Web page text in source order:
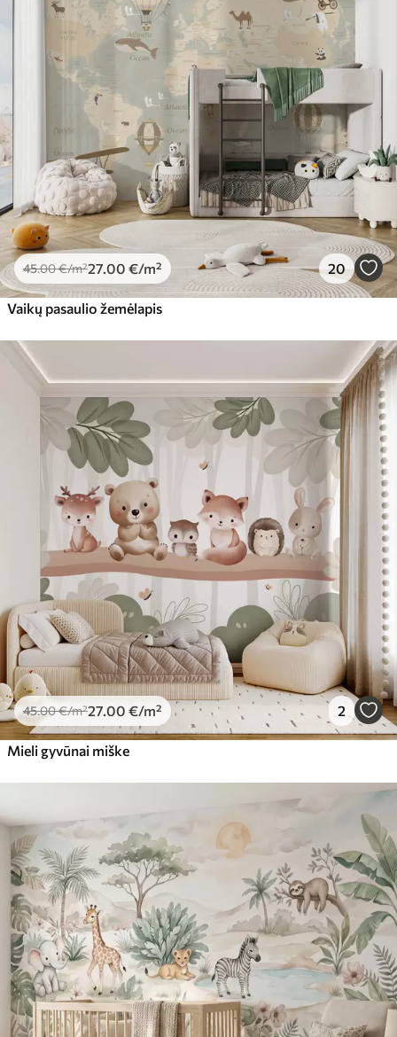
45.00€/m²27 .00 €/m² 20
Vaikų pasaulio žemėlapis
45.00€/m²27 .00 €/m² 2
Mieli gyvūnai miške